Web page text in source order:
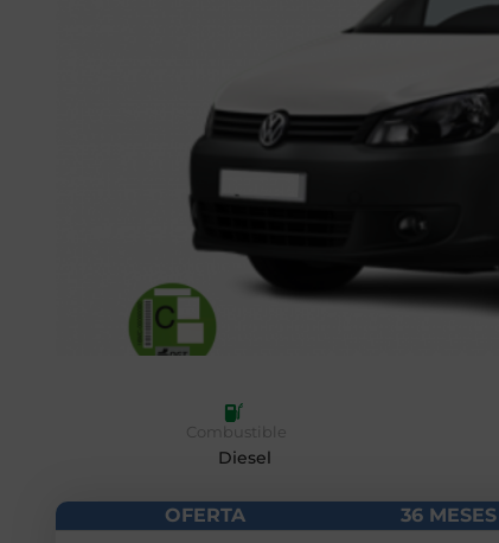
Combustible
Diesel
OFERTA 36 MESES